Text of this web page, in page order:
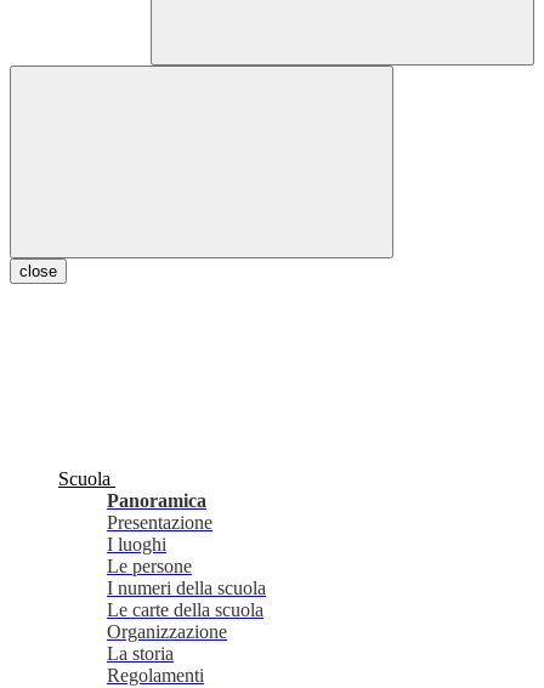
close
Scuola
Panoramica
Presentazione
I luoghi
Le persone
I numeri della scuola
Le carte della scuola
Organizzazione
La storia
Regolamenti